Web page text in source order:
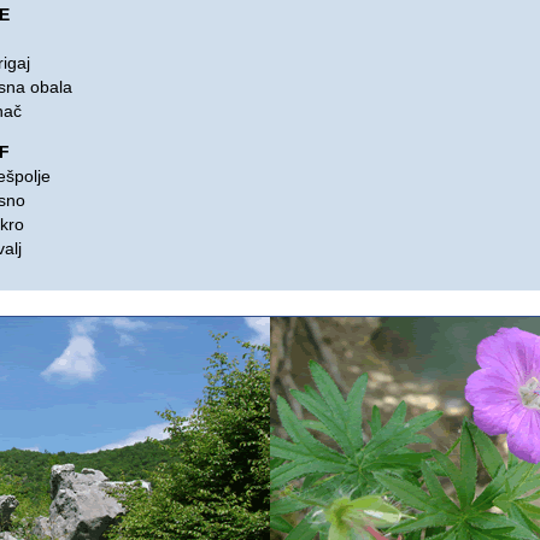
obala